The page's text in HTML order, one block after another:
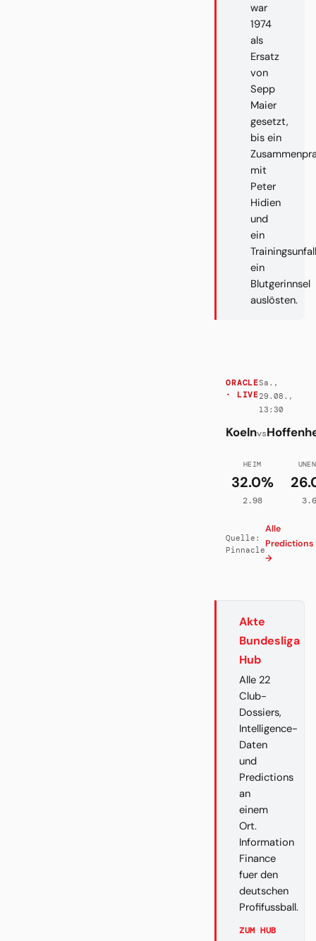
war
1974
als
Ersatz
von
Sepp
Maier
gesetzt,
bis ein
mit
Peter
Hidien
und
ein
Trainingsunfall
ein
Blutgerinnsel
auslösten.
ORACLE
· LIVE
Sa.,
29.08.,
13:30
Koelnvs
HEIM
32.0%
2.98
Quelle:
Pinnacle
Alle
Predictions
→
Akte
Bundesliga
Hub
Alle 22
Club-
Dossiers,
Intelligence-
Daten
und
Predictions
an
einem
Ort.
Information
Finance
fuer den
deutschen
Profifussball.
ZUM HUB